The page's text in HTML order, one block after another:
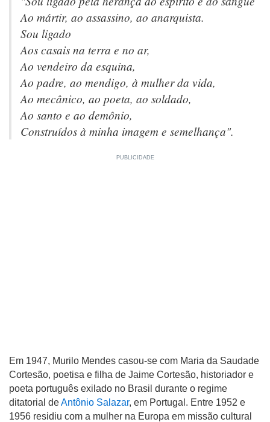
Ao mártir, ao assassino, ao anarquista.
Sou ligado
Aos casais na terra e no ar,
Ao vendeiro da esquina,
Ao padre, ao mendigo, à mulher da vida,
Ao mecânico, ao poeta, ao soldado,
Ao santo e ao demônio,
Construídos à minha imagem e semelhança".
Em 1947, Murilo Mendes casou-se com Maria da Saudade
Cortesão, poetisa e filha de Jaime Cortesão, historiador e
poeta português exilado no Brasil durante o regime
ditatorial deAntônio Salazar, em Portugal. Entre 1952 e
1956 residiu com a mulher na Europa em missão cultural